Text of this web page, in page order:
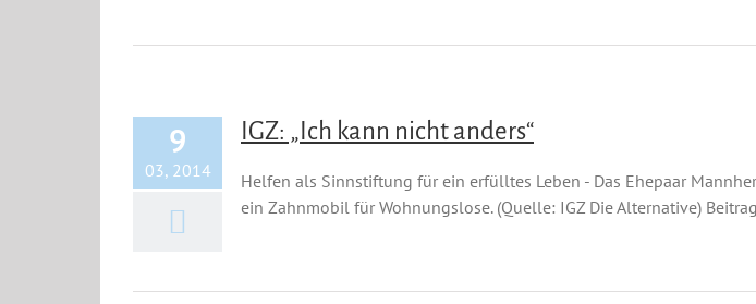
9
03, 2014
IGZ: „Ich kann nicht anders“
Helfen als Sinnstiftung für ein erfülltes Leben - Das Ehepaar
ein Zahnmobil für Wohnungslose. (Quelle: IGZ Die Alternative)